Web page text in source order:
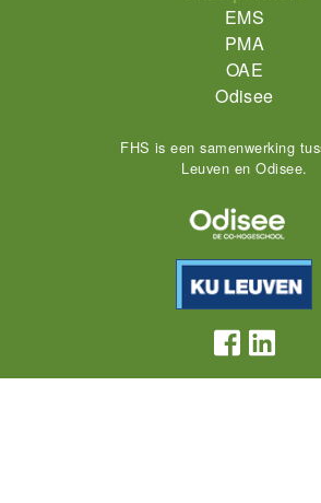
EMS
PMA
OAE
Odisee
FHS is een samenwerking
Leuven en Odisee.